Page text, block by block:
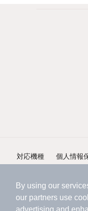
By using our
our partners use
対応機種 個人情報